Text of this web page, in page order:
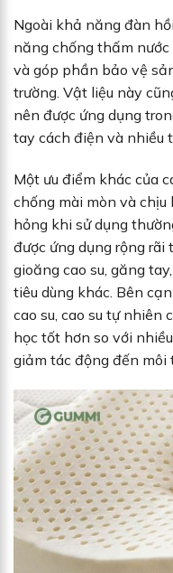
Ngoài khả năng đàn
năng chống thấm
và góp phần bảo vệ
trường. Vật liệu này
nên được ứng dụng
tay cách điện và nhiều
Một ưu điểm khác của
chống mài mòn và
hỏng khi sử dụng
được ứng dụng rộng rãi
gioăng cao su, găng
tiêu dùng khác. Bên
cao su, cao su tự
học tốt hơn so với
giảm tác động đến môi